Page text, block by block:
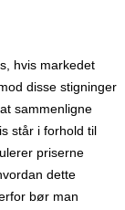
hvis markedet
disse stigninger
sammenligne
står i forhold til
priserne
dette
bør man